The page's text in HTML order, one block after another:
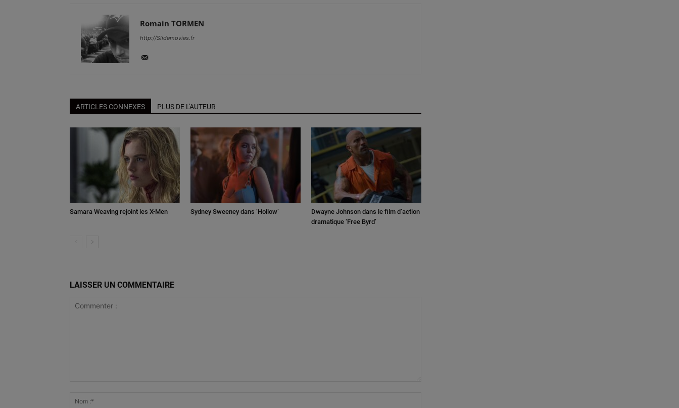
Romain TORMEN
http://Slidemovies.fr
ARTICLES CONNEXES PLUS DE L'AUTEUR
Samara Weaving rejoint les X-Men Sydney Sweeney dans ‘Hollow’
Dwayne Johnson dans le film d’action
dramatique ‘Free Byrd’
LAISSER UN COMMENTAIRE